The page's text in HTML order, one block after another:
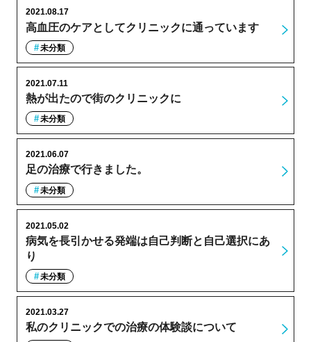
高血圧のケアとしてクリニックに通っています
2021.08.17
未分類
熱が出たので街のクリニックに
2021.07.11
未分類
足の治療で行きました。
2021.06.07
未分類
病気を長引かせる発端は自己判断と自己選択にあ
り
2021.05.02
未分類
私のクリニックでの治療の体験談について
2021.03.27